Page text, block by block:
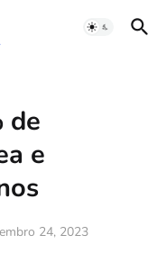
de
e
24, 2023